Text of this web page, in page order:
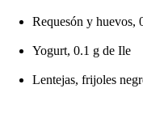
Requesón y huevos,
Yogurt, 0.1 g de Ile
Lentejas, frijoles